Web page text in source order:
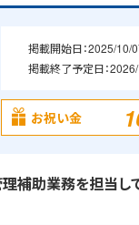
掲載開始日：2025/10/
掲載終了予定日：
お祝い金
補助業務を担当し